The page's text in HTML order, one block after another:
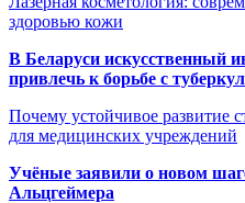
здоровью кожи
В Беларуси искусственный
привлечь к борьбе с
Почему устойчивое развитие
для медицинских учреждений
Учёные заявили о новом
Альцгеймера